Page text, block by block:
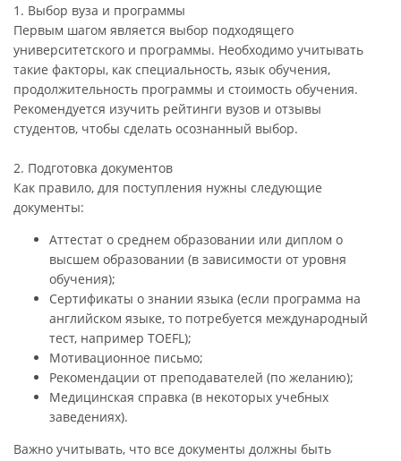
1. Выбор вуза и программы
Первым шагом является выбор подходящего
университетского и программы. Необходимо учитывать
такие факторы, как специальность, язык обучения,
продолжительность программы и стоимость обучения.
Рекомендуется изучить рейтинги вузов и отзывы
студентов, чтобы сделать осознанный выбор.
2. Подготовка документов
Как правило, для поступления нужны следующие
документы:
Аттестат о среднем образовании или диплом о
высшем образовании (в зависимости от уровня
обучения);
Сертификаты о знании языка (если программа на
английском языке, то потребуется международный
тест, например TOEFL);
Мотивационное письмо;
Рекомендации от преподавателей (по желанию);
Медицинская справка (в некоторых учебных
заведениях).
Важно учитывать, что все документы должны быть